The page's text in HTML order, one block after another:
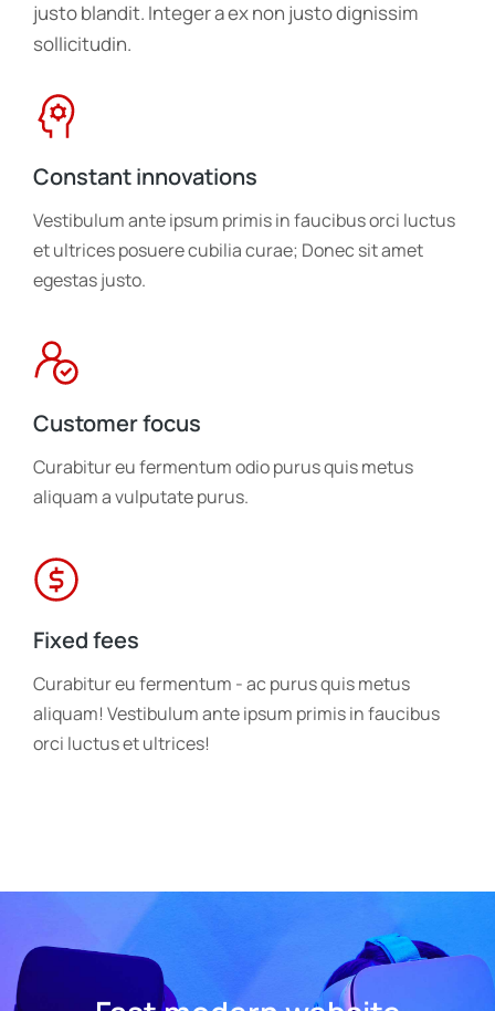
justo blandit. Integer a ex non justo dignissim
sollicitudin.
Constant innovations
Vestibulum ante ipsum primis in faucibus orci luctus
et ultrices posuere cubilia curae; Donec sit amet
egestas justo.
Customer focus
Curabitur eu fermentum odio purus quis metus
aliquam a vulputate purus.
Fixed fees
Curabitur eu fermentum - ac purus quis metus
aliquam! Vestibulum ante ipsum primis in faucibus
orci luctus et ultrices!